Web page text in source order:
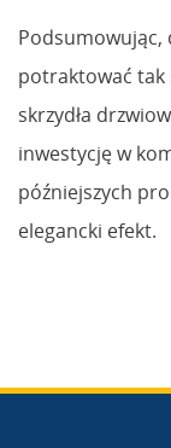
Podsumowując,
potraktować tak
skrzydła
inwestycję w
późniejszych
elegancki efekt.